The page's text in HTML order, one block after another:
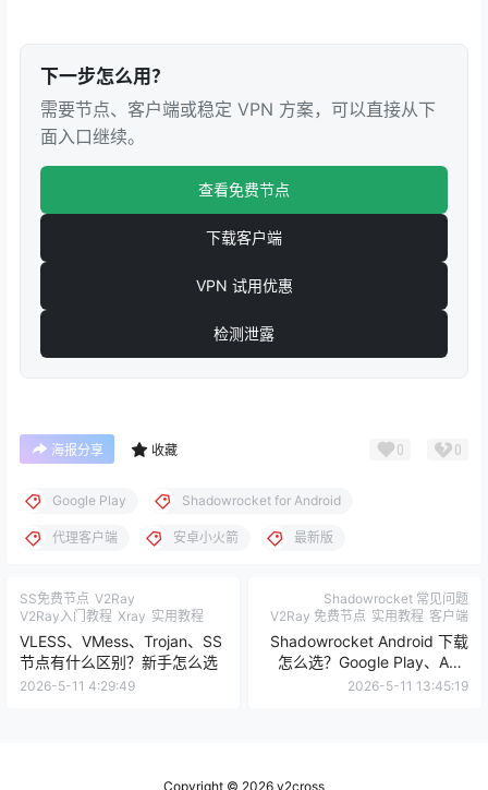
下一步怎么用？
需要节点、客户端或稳定 VPN 方案，可以直接从下
面入口继续。
查看免费节点
下载客户端
VPN 试用优惠
检测泄露
海报分享 收藏 0 0
Google Play Shadowrocket for Android
代理客户端 安卓小火箭 最新版
SS免费节点 V2Ray
V2Ray入门教程 Xray 实用教程
VLESS、VMess、Trojan、SS
节点有什么区别？新手怎么选
2026-5-11 4:29:49
Shadowrocket 常见问题
V2Ray 免费节点 实用教程 客户端
Shadowrocket Android 下载
怎么选？Google Play、APK
和安全检查
2026-5-11 13:45:19
Copyright © 2026 v2cross